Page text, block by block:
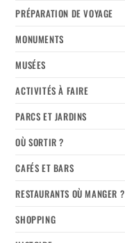
PRÉPARATION DE VOYAGE
MONUMENTS
MUSÉES
ACTIVITÉS À FAIRE
PARCS ET JARDINS
OÙ SORTIR ?
CAFÉS ET BARS
RESTAURANTS OÙ MANGER ?
SHOPPING